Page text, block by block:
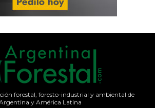
forestal, foresto-industrial y ambiental de
y América Latina